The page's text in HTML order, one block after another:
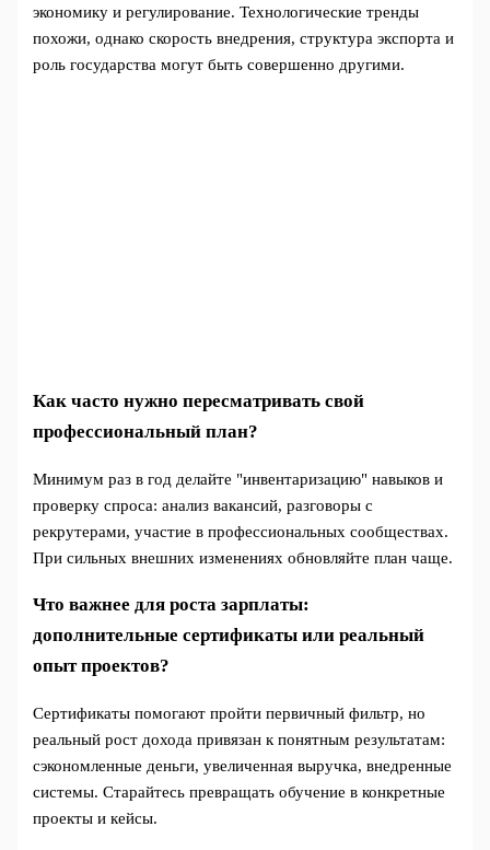
экономику и регулирование. Технологические тренды
похожи, однако скорость внедрения, структура экспорта и
роль государства могут быть совершенно другими.
Как часто нужно пересматривать свой
профессиональный план?
Минимум раз в год делайте "инвентаризацию" навыков и
проверку спроса: анализ вакансий, разговоры с
рекрутерами, участие в профессиональных сообществах.
При сильных внешних изменениях обновляйте план чаще.
Что важнее для роста зарплаты:
дополнительные сертификаты или реальный
опыт проектов?
Сертификаты помогают пройти первичный фильтр, но
реальный рост дохода привязан к понятным результатам:
сэкономленные деньги, увеличенная выручка, внедренные
системы. Старайтесь превращать обучение в конкретные
проекты и кейсы.